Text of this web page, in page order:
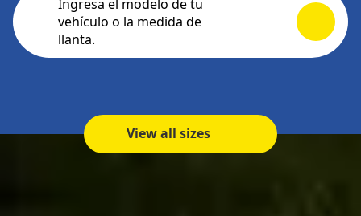
Ingresa el modelo de tu
vehículo o la medida de
llanta.
View all sizes